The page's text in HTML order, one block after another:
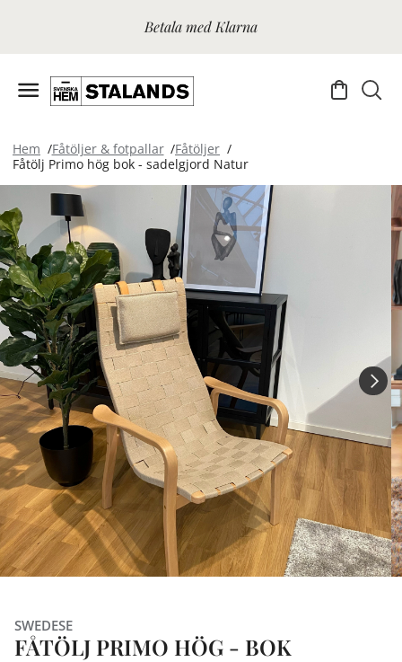
Betala med Klarna
Hem Fåtöljer & fotpallar
Fåtöljer
Fåtölj Primo hög bok - sadelgjord Natur
SWEDESE
FÅTÖLJ PRIMO HÖG - BOK